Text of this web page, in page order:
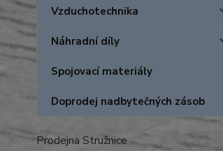
Vzduchotechnika
Náhradní díly
Spojovací materiály
Doprodej nadbytečných zásob
Prodejna Stružnice